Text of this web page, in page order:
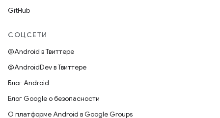
GitHub
СОЦСЕТИ
@Android в Твиттере
@AndroidDev в Твиттере
Блог Android
Блог Google о безопасности
О платформе Android в Google Groups